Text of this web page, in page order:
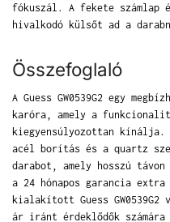
fókuszál. A fekete számlap
hivalkodó külsőt ad a
Összefoglaló
A Guess GW0539G2 egy
karóra, amely a
kiegyensúlyozottan kínálja.
acél borítás és a quartz
darabot, amely hosszú
a 24 hónapos garancia
kialakított Guess GW0539G2
ár iránt érdeklődők